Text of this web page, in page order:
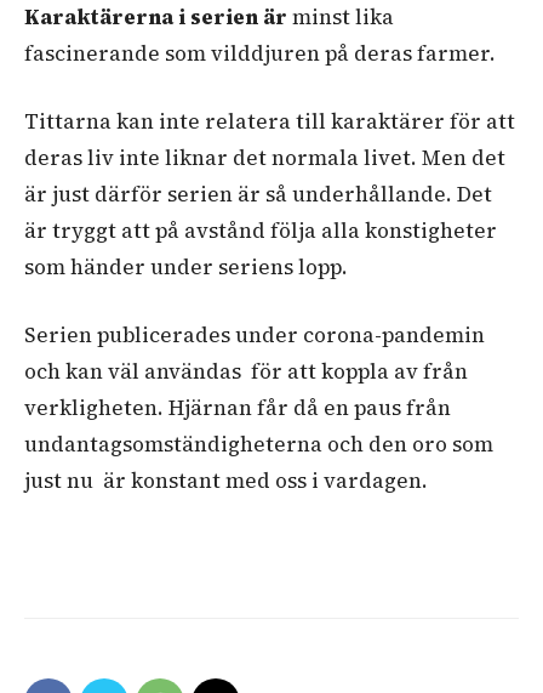
Karaktärerna i serien är minst lika
fascinerande som vilddjuren på deras farmer.
Tittarna kan inte relatera till karaktärer för att
deras liv inte liknar det normala livet. Men det
är just därför serien är så underhållande. Det
är tryggt att på avstånd följa alla konstigheter
som händer under seriens lopp.
Serien publicerades under corona-pandemin
och kan väl användas för att koppla av från
verkligheten. Hjärnan får då en paus från
undantagsomständigheterna och den oro som
just nu är konstant med oss i vardagen.